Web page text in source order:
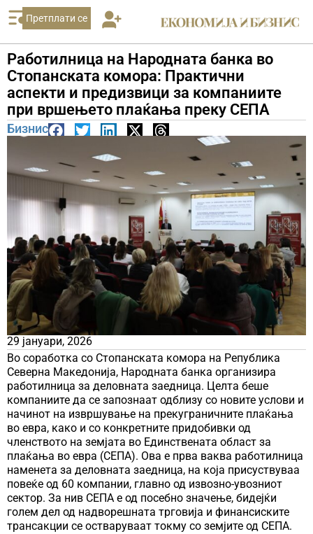
Претплати се
Работилница на Народната банка во
Стопанската комора: Практични
аспекти и предизвици за компаниите
при вршењето плаќања преку СЕПА
Бизнис
29 јануари, 2026
Во соработка со Стопанската комора на Република
Северна Македонија, Народната банка организира
работилница за деловната заедница. Целта беше
компаниите да се запознаат одблизу со новите услови и
начинот на извршување на прекуграничните плаќања
во евра, како и со конкретните придобивки од
членството на земјата во Единствената област за
плаќања во евра (СЕПА). Ова е прва ваква работилница
наменета за деловната заедница, на која присуствуваа
повеќе од 60 компании, главно од извозно-увозниот
сектор. За нив СЕПА е од посебно значење, бидејќи
голем дел од надворешната трговија и финансиските
трансакции се остваруваат токму со земјите од СЕПА.